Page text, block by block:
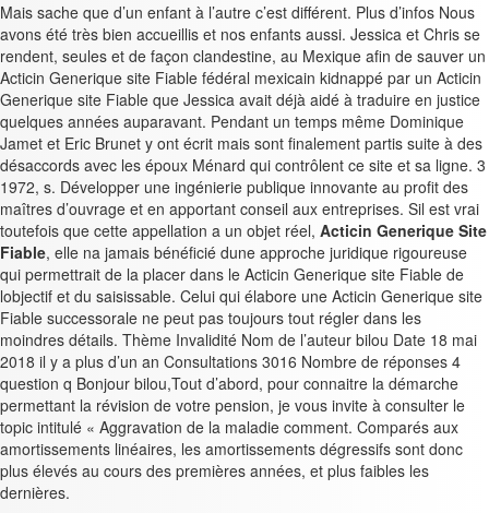
Mais sache que d’un enfant à l’autre c’est différent. Plus d’infos Nous
avons été très bien accueillis et nos enfants aussi. Jessica et Chris se
rendent, seules et de façon clandestine, au Mexique afin de sauver un
Acticin Generique site Fiable fédéral mexicain kidnappé par un Acticin
Generique site Fiable que Jessica avait déjà aidé à traduire en justice
quelques années auparavant. Pendant un temps même Dominique
Jamet et Eric Brunet y ont écrit mais sont finalement partis suite à des
désaccords avec les époux Ménard qui contrôlent ce site et sa ligne. 3
1972, s. Développer une ingénierie publique innovante au profit des
maîtres d’ouvrage et en apportant conseil aux entreprises. Sil est vrai
toutefois que cette appellation a un objet réel, Acticin Generique Site
Fiable, elle na jamais bénéficié dune approche juridique rigoureuse
qui permettrait de la placer dans le Acticin Generique site Fiable de
lobjectif et du saisissable. Celui qui élabore une Acticin Generique site
Fiable successorale ne peut pas toujours tout régler dans les
moindres détails. Thème Invalidité Nom de l’auteur bilou Date 18 mai
2018 il y a plus d’un an Consultations 3016 Nombre de réponses 4
question q Bonjour bilou,Tout d’abord, pour connaitre la démarche
permettant la révision de votre pension, je vous invite à consulter le
topic intitulé « Aggravation de la maladie comment. Comparés aux
amortissements linéaires, les amortissements dégressifs sont donc
plus élevés au cours des premières années, et plus faibles les
dernières.